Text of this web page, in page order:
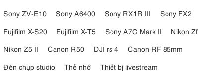
Tạm kết
Tổng cộng, bộ chuyển đổi cầm tay RODE Interview GO không chỉ
đáp ứng mà còn vượt qua kỳ vọng với cài đặt dễ dàng, xử lý thân
Sony ZV-E10
Sony A6400 Sony RX1R III
Sony FX2
Fujifilm X-S20
Fujifilm X-T5 Sony A7C Mark II
Nikon Zf
Nikon Z5 II
Canon R50 DJI rs 4
Canon RF 85mm
Đèn chụp studio
Thẻ nhớ
Thiết bị livestream